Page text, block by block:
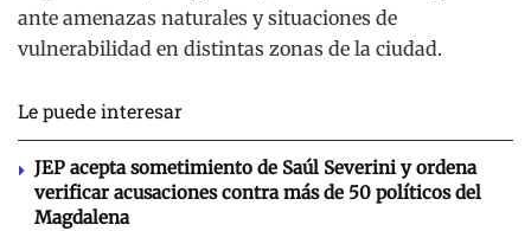
ante amenazas naturales y situaciones de
vulnerabilidad en distintas zonas de la ciudad.
Le puede interesar
JEP acepta sometimiento de Saúl Severini y ordena
verificar acusaciones contra más de 50 políticos del
Magdalena